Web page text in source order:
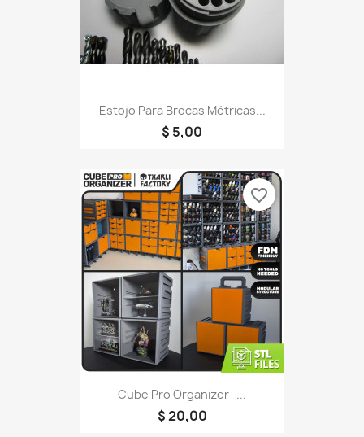
Estojo Para Brocas Métricas...
$ 5,00
Cube Pro Organizer -...
$ 20,00
favorite_border